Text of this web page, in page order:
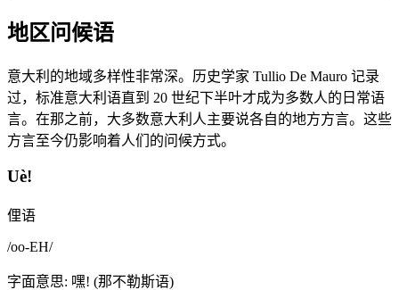
地区问候语
意大利的地域多样性非常深。历史学家 Tullio De Mauro 记录
过，标准意大利语直到 20 世纪下半叶才成为多数人的日常语
言。在那之前，大多数意大利人主要说各自的地方方言。这些
方言至今仍影响着人们的问候方式。
Uè!
俚语
/oo-EH/
字面意思: 嘿! (那不勒斯语)